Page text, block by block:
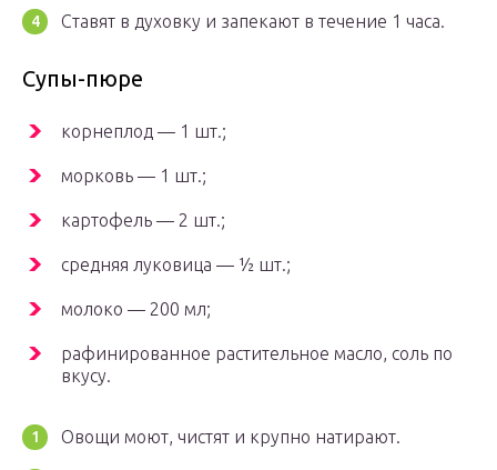
Ставят в духовку и запекают в течение 1 часа.
Супы-пюре
корнеплод — 1 шт.;
морковь — 1 шт.;
картофель — 2 шт.;
средняя луковица — ½ шт.;
молоко — 200 мл;
рафинированное растительное масло, соль по
вкусу.
Овощи моют, чистят и крупно натирают.